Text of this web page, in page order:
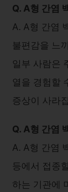
Q. A형 간염
A. A형 간염
불편감을 느
일부 사람은
열을 경험할
증상이 사라
Q. A형 간염
A. A형 간염
등에서 접종
하는 기관에